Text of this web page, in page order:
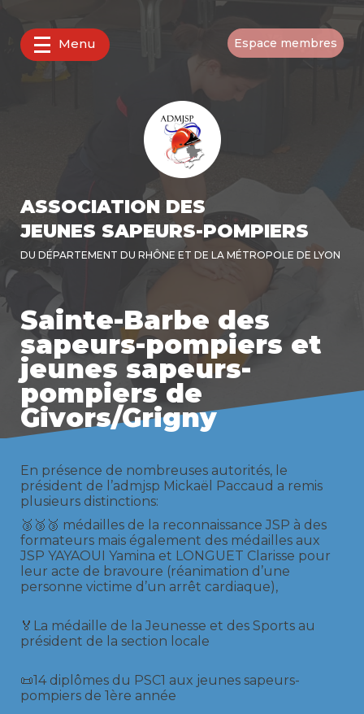
Menu Espace membres
ASSOCIATION DES
JEUNES SAPEURS-POMPIERS
DU DÉPARTEMENT DU RHÔNE ET DE LA MÉTROPOLE DE LYON
Sainte-Barbe des
sapeurs-pompiers et
jeunes sapeurs-
pompiers de
Givors/Grigny
En présence de nombreuses autorités, le
président de l’admjsp Mickaël Paccaud a remis
plusieurs distinctions:
🥉🥉🥉 médailles de la reconnaissance JSP à des
formateurs mais également des médailles aux
JSP YAYAOUI Yamina et LONGUET Clarisse pour
leur acte de bravoure (réanimation d’une
personne victime d’un arrêt cardiaque),
🏅La médaille de la Jeunesse et des Sports au
président de la section locale
📜14 diplômes du PSC1 aux jeunes sapeurs-
pompiers de 1ère année